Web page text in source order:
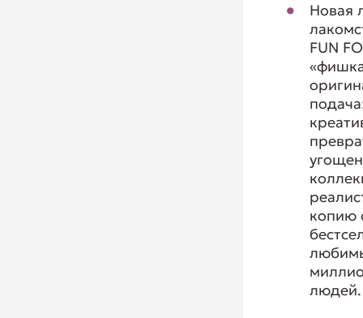
Новая
FUN
копию
людей.